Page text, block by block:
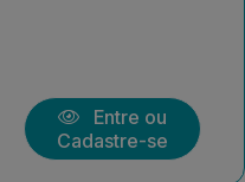
Entre ou
Cadastre-se